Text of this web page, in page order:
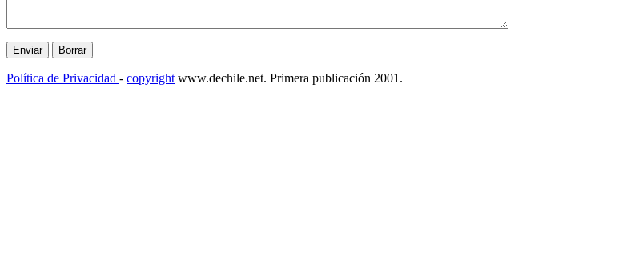
Política de Privacidad - copyright www.dechile.net. Primera publicación 2001.